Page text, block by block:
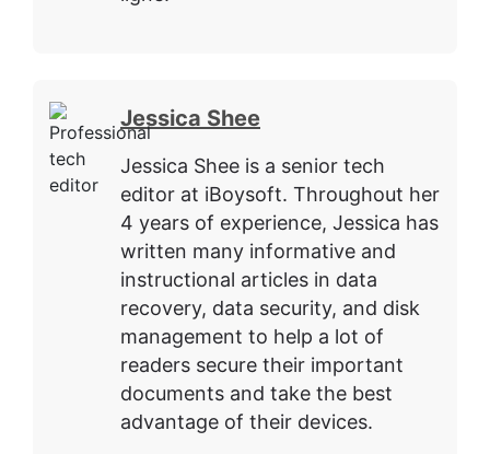
Jessica Shee
Jessica Shee is a senior tech
editor at iBoysoft. Throughout her
4 years of experience, Jessica has
written many informative and
instructional articles in data
recovery, data security, and disk
management to help a lot of
readers secure their important
documents and take the best
advantage of their devices.